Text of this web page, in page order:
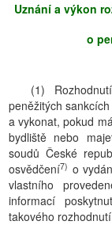
Uznání a výkon
o
(1)
peněžitých
a vykonat, pokud
bydliště nebo
soudů České
osvědčení7) o
vlastního
informací
takového